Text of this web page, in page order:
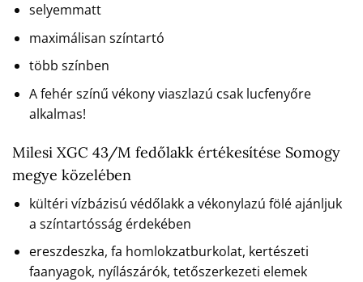
selyemmatt
maximálisan színtartó
több színben
A fehér színű vékony viaszlazú csak lucfenyőre
alkalmas!
Milesi XGC 43/M fedőlakk értékesítése Somogy
megye közelében
kültéri vízbázisú védőlakk a vékonylazú fölé ajánljuk
a színtartósság érdekében
ereszdeszka, fa homlokzatburkolat, kertészeti
faanyagok, nyílászárók, tetőszerkezeti elemek